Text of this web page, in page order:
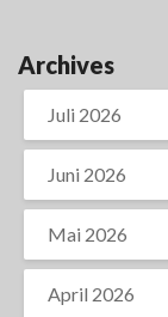
Archives
Juli 2026
Juni 2026
Mai 2026
April 2026